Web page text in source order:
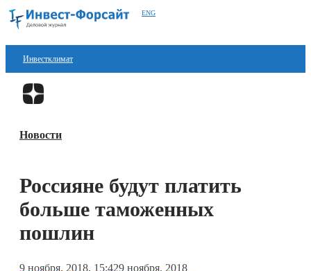
ENG
Инвестклимат
Финансы
Блокчейн
Новости
Россияне будут платить
больше таможенных
пошлин
9 ноября, 2018, 15:429 ноября, 2018